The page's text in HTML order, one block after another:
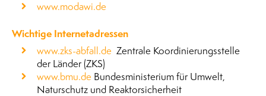
www.modawi.de
Wichtige Internetadressen
www.zks-abfall.de Zentrale Koordinierungsstelle
der Länder (ZKS)
www.bmu.de Bundesministerium für Umwelt,
Naturschutz und Reaktorsicherheit